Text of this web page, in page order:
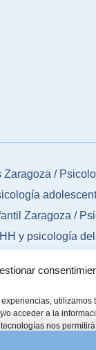
utilizamos
o acceder a la
nos
o las
Zaragoza /
Zaragoza /
y psicología